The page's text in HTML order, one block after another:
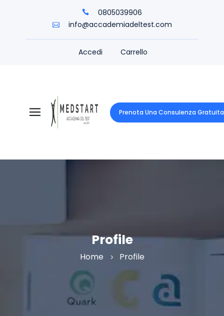
0805039906
info@accademiadeltest.com
Accedi Carrello
Prenota Una Consulenza Gratuita
Profile
Home Profile